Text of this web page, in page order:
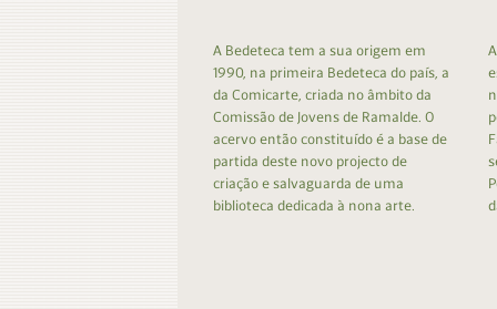
A Bedeteca tem a sua origem em
1990, na primeira Bedeteca do país, a
da Comicarte, criada no âmbito da
Comissão de Jovens de Ramalde. O
acervo então constituído é a base de
partida deste novo projecto de
criação e salvaguarda de uma
biblioteca dedicada à nona arte.